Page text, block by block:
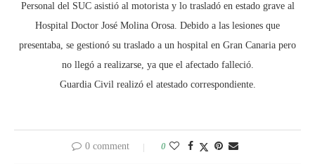
Personal del SUC asistió al motorista y lo trasladó en estado grave al
Hospital Doctor José Molina Orosa. Debido a las lesiones que
presentaba, se gestionó su traslado a un hospital en Gran Canaria pero
no llegó a realizarse, ya que el afectado falleció.
Guardia Civil realizó el atestado correspondiente.
0 comment 0